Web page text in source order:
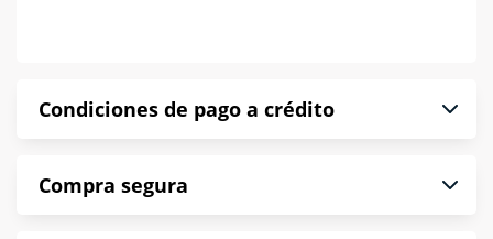
Condiciones de pago a crédito
puntualmente. Al finalizar tu compra generas el
Compra segura